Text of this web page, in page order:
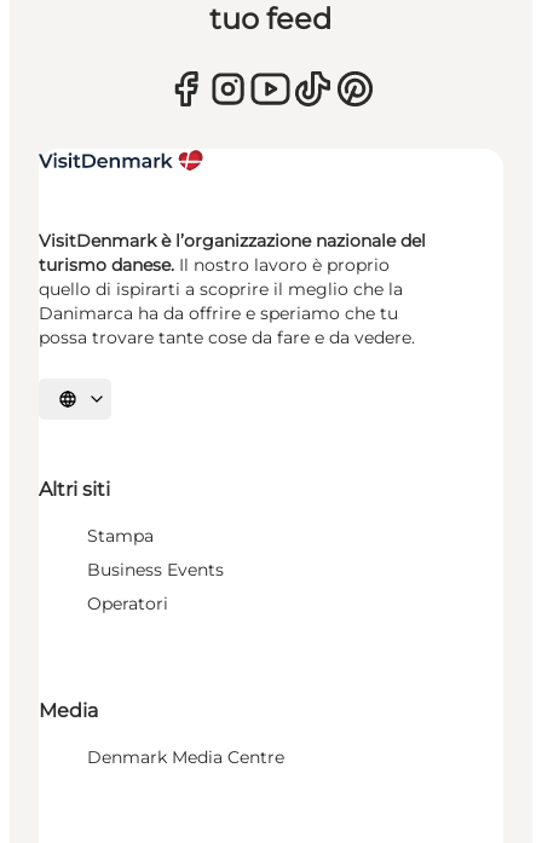
tuo feed
VisitDenmark è l’organizzazione nazionale del
turismo danese. Il nostro lavoro è proprio
quello di ispirarti a scoprire il meglio che la
Danimarca ha da offrire e speriamo che tu
possa trovare tante cose da fare e da vedere.
Seleziona la lingua
Altri siti
Stampa
Business Events
Operatori
Media
Denmark Media Centre